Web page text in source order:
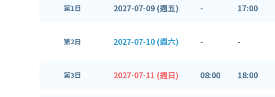
第1日 2027-07-09 (週五) - 17:00
第2日 2027-07-10 (週六) - -
第3日 2027-07-11 (週日) 08:00 18:00